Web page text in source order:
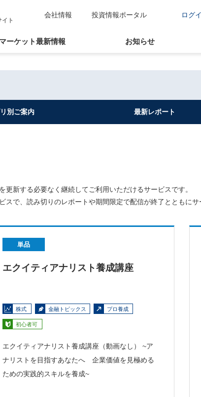
ト
会社情報 投資情報ポータル ログ
マーケット最新情報 お知らせ
別 ご案内 最新レポート
新する必要なく継続してご利用いただけるサービスです。
で、読み切りのレポートや期間限定で配信が終了とともにサ
単品
エクイティアナリスト養成講座
株式 金融トピックス プロ養成
初心者可
エクイティアナリスト養成講座（動画なし） ~ア
ナリストを目指すあなたへ 企業価値を見極める
ための実践的スキルを養成~